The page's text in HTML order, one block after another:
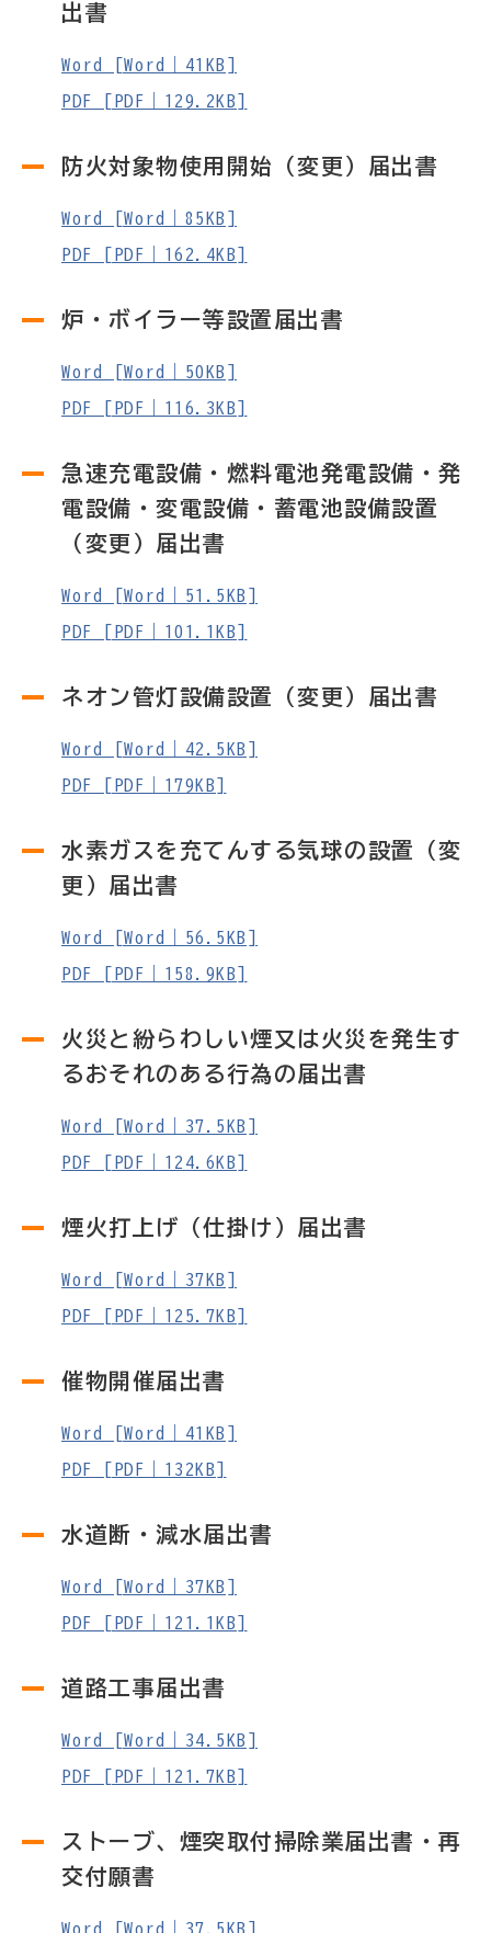
出書
Word [Word｜41KB]
PDF [PDF｜129.2KB]
防火対象物使用開始（変更）届出書
Word [Word｜85KB]
PDF [PDF｜162.4KB]
炉・ボイラー等設置届出書
Word [Word｜50KB]
PDF [PDF｜116.3KB]
急速充電設備・燃料電池発電設備・発
電設備・変電設備・蓄電池設備設置
（変更）届出書
Word [Word｜51.5KB]
PDF [PDF｜101.1KB]
ネオン管灯設備設置（変更）届出書
Word [Word｜42.5KB]
PDF [PDF｜179KB]
水素ガスを充てんする気球の設置（変
更）届出書
Word [Word｜56.5KB]
PDF [PDF｜158.9KB]
火災と紛らわしい煙又は火災を発生す
るおそれのある行為の届出書
Word [Word｜37.5KB]
PDF [PDF｜124.6KB]
煙火打上げ（仕掛け）届出書
Word [Word｜37KB]
PDF [PDF｜125.7KB]
催物開催届出書
Word [Word｜41KB]
PDF [PDF｜132KB]
水道断・減水届出書
Word [Word｜37KB]
PDF [PDF｜121.1KB]
道路工事届出書
Word [Word｜34.5KB]
PDF [PDF｜121.7KB]
ストーブ、煙突取付掃除業届出書・再
交付願書
Word [Word｜37.5KB]